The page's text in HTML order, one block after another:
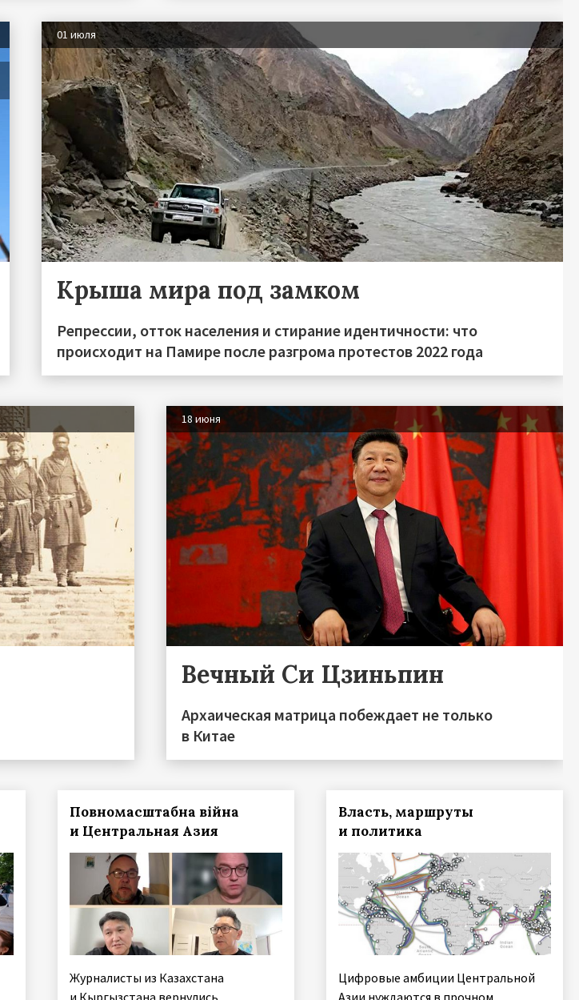
01 июля
Крыша мира под замком
Репрессии, отток населения и стирание идентичности: что
происходит на Памире после разгрома протестов 2022 года
18 июня
Вечный Си Цзиньпин
Архаическая матрица побеждает не только
в Китае
Повномасштабна війна
и Центральная Азия
Журналисты из Казахстана
и Кыргызстана вернулись
Власть, маршруты
и политика
Цифровые амбиции Центральной
Азии нуждаются в прочном